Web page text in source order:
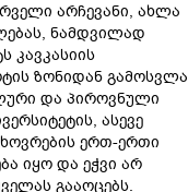
არჩევანი, ახლა
ნამდვილად
კავკასიის
ზონიდან გამოსვლა
და პიროვნული
ასევე
ერთ-ერთი
იყო და ეჭვი არ
გააოცებს.